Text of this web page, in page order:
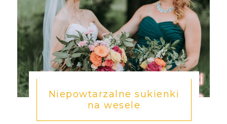
Niepowtarzalne sukienki
na wesele